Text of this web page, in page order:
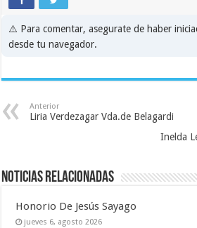
⚠️ Para comentar, asegurate de haber
desde tu navegador.
Anterior
Liria Verdezagar Vda.de Belagardi
Inelda
Noticias relacionadas
Honorio De Jesús Sayago
jueves 6, agosto 2026